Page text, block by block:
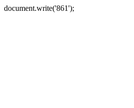
document.write('861');